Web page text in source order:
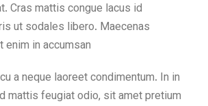
Cras mattis congue lacus id
ut sodales libero. Maecenas
in accumsan.
a neque laoreet condimentum. In in
mattis feugiat odio, sit amet pretium